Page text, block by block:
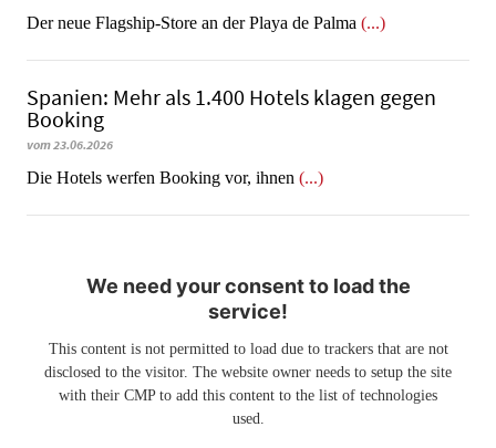
Der neue Flagship-Store an der Playa de Palma (...)
Spanien: Mehr als 1.400 Hotels klagen gegen
Booking
vom 23.06.2026
​​​​​​​Die Hotels werfen Booking vor, ihnen (...)
We need your consent to load the
service!
This content is not permitted to load due to trackers that are not
disclosed to the visitor. The website owner needs to setup the site
with their CMP to add this content to the list of technologies
used.